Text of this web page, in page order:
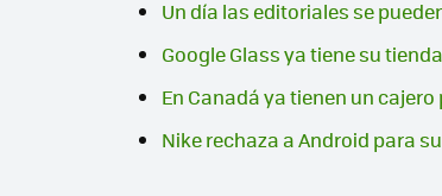
Un día las editoriales se
Google Glass ya tiene su
En Canadá ya tienen un
Nike rechaza a Android para